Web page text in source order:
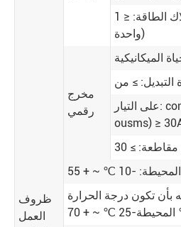
استهلاك الطاقة: ≤ 1W(DC220V) (قناة
واحدة)
مخرج
رقمي
على التيار: continu5a وقت قصير (، ≥
ousms) ≥
ظروف
العمل
بأن تكون درجة الحرارة
℃